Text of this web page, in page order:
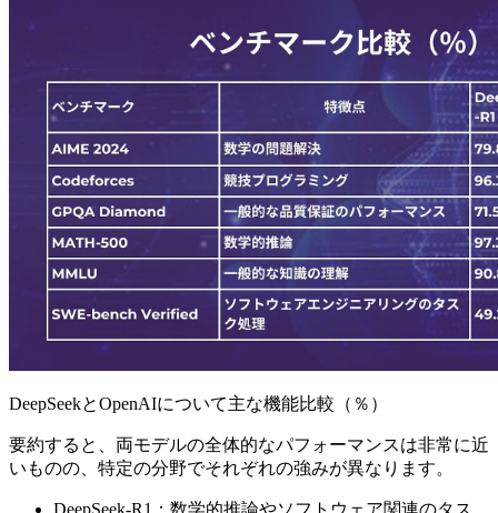
DeepSeekとOpenAIについて主な機能比較（％）
要約すると、両モデルの全体的なパフォーマンスは非常に近
いものの、特定の分野でそれぞれの強みが異なります。
DeepSeek-R1：数学的推論やソフトウェア関連のタス